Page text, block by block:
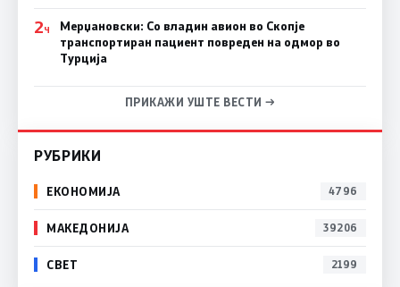
2Ч
Мерџановски: Со владин авион во Скопје
транспортиран пациент повреден на одмор во
Турција
ПРИКАЖИ УШТЕ ВЕСТИ →
РУБРИКИ
ЕКОНОМИЈА 4796
МАКЕДОНИЈА 39206
СВЕТ 2199